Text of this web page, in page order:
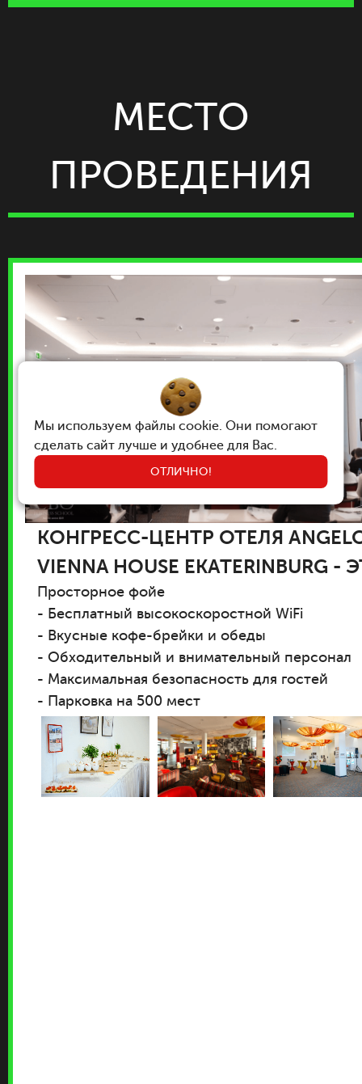
МЕСТО
ПРОВЕДЕНИЯ
КОНГРЕСС-ЦЕНТР ОТЕЛЯ
VIENNA HOUSE EKATERINBURG -
Просторное фойе
- Бесплатный высокоскоростной WiFi
- Вкусные кофе-брейки и обеды
- Обходительный и внимательный персонал
- Максимальная безопасность для гостей
- Парковка на 500 мест
Мы используем файлы cookie. Они помогают
сделать сайт лучше и удобнее для Вас.
ОТЛИЧНО!